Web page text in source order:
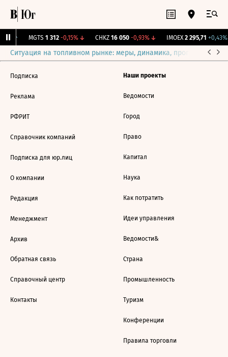
↑ MGTS 1 312 -0,15%↓ CHKZ 16 050 -0,93%↓ IMOEX 2 295,71 +0,43%
Ситуация на топливном рынке: меры, динамика, прогнозы
Подписка
Реклама
РФРИТ
Справочник компаний
Подписка для юр.лиц
О компании
Редакция
Менеджмент
Архив
Обратная связь
Справочный центр
Контакты
Наши проекты
Ведомости
Город
Право
Капитал
Наука
Как потратить
Идеи управления
Ведомости&
Страна
Промышленность
Туризм
Конференции
Правила торговли